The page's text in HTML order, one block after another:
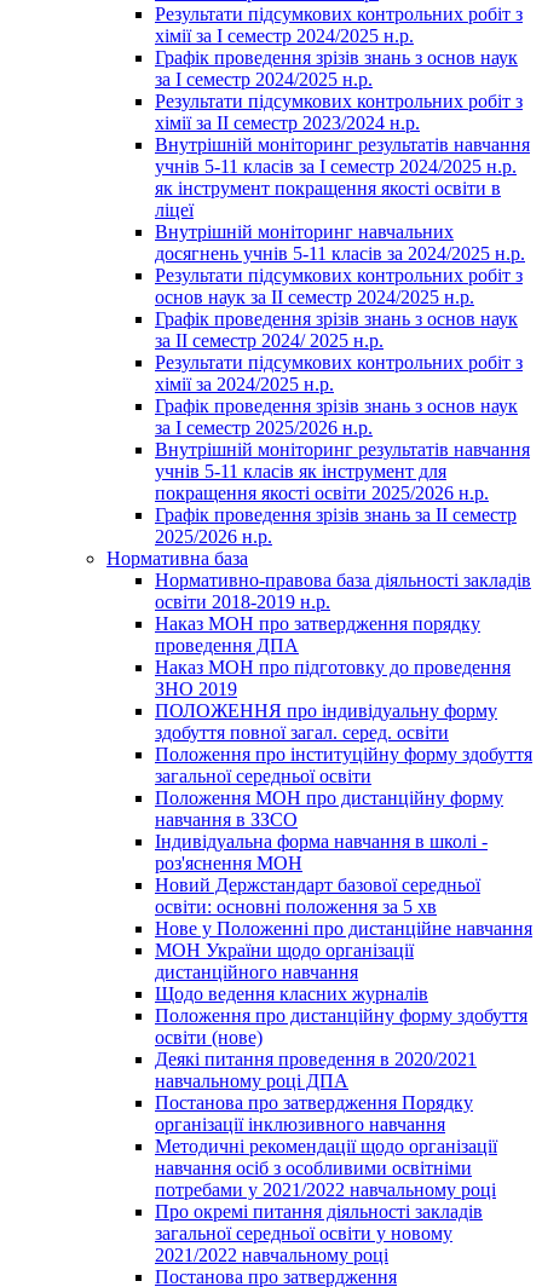
Результати підсумкових контрольних робіт з
хімії за І семестр 2024/2025 н.р.
Графік проведення зрізів знань з основ наук
за І семестр 2024/2025 н.р.
Результати підсумкових контрольних робіт з
хімії за ІІ семестр 2023/2024 н.р.
Внутрішній моніторинг результатів навчання
учнів 5-11 класів за І семестр 2024/2025 н.р.
як інструмент покращення якості освіти в
ліцеї
Внутрішній моніторинг навчальних
досягнень учнів 5-11 класів за 2024/2025 н.р.
Результати підсумкових контрольних робіт з
основ наук за ІІ семестр 2024/2025 н.р.
Графік проведення зрізів знань з основ наук
за ІІ семестр 2024/ 2025 н.р.
Результати підсумкових контрольних робіт з
хімії за 2024/2025 н.р.
Графік проведення зрізів знань з основ наук
за І семестр 2025/2026 н.р.
Внутрішній моніторинг результатів навчання
учнів 5-11 класів як інструмент для
покращення якості освіти 2025/2026 н.р.
Графік проведення зрізів знань за ІІ семестр
2025/2026 н.р.
Нормативна база
Нормативно-правова база діяльності закладів
освіти 2018-2019 н.р.
Наказ МОН про затвердження порядку
проведення ДПА
Наказ МОН про підготовку до проведення
ЗНО 2019
ПОЛОЖЕННЯ про індивідуальну форму
здобуття повної загал. серед. освіти
Положення про інституційну форму здобуття
загальної середньої освіти
Положення МОН про дистанційну форму
навчання в ЗЗСО
Індивідуальна форма навчання в школі -
роз'яснення МОН
Новий Держстандарт базової середньої
освіти: основні положення за 5 хв
Нове у Положенні про дистанційне навчання
МОН України щодо організації
дистанційного навчання
Щодо ведення класних журналів
Положення про дистанційну форму здобуття
освіти (нове)
Деякі питання проведення в 2020/2021
навчальному році ДПА
Постанова про затвердження Порядку
організації інклюзивного навчання
Методичні рекомендації щодо організації
навчання осіб з особливими освітніми
потребами у 2021/2022 навчальному році
Про окремі питання діяльності закладів
загальної середньої освіти у новому
2021/2022 навчальному році
Постанова про затвердження